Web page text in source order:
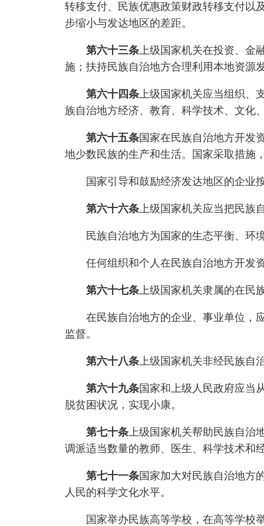
转移支付、民族优惠政策财政转移支付以
步缩小与发达地区的差距。
第六十三条上级国家机关在投资、金
施；扶持民族自治地方合理利用本地资源
第六十四条上级国家机关应当组织、
族自治地方经济、教育、科学技术、文化
第六十五条国家在民族自治地方开发
地少数民族的生产和生活。国家采取措施
国家引导和鼓励经济发达地区的企业按
第六十六条上级国家机关应当把民族
民族自治地方为国家的生态平衡、环
任何组织和个人在民族自治地方开发资
第六十七条上级国家机关隶属的在民
在民族自治地方的企业、事业单位，应
监督。
第六十八条上级国家机关非经民族自
第六十九条国家和上级人民政府应当
脱贫困状况，实现小康。
第七十条上级国家机关帮助民族自治
调派适当数量的教师、医生、科学技术和
第七十一条国家加大对民族自治地方
人民的科学文化水平。
国家举办民族高等学校，在高等学校举